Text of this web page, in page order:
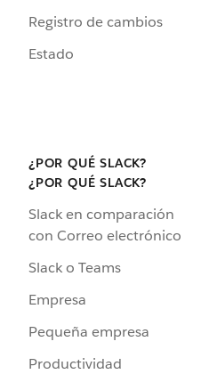
Registro de cambios
Estado
¿POR QUÉ SLACK?
¿POR QUÉ SLACK?
Slack en comparación
con Correo electrónico
Slack o Teams
Empresa
Pequeña empresa
Productividad